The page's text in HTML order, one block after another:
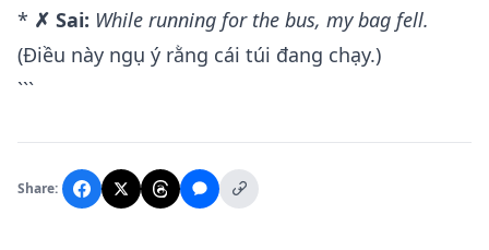
* ✗ Sai: While running for the bus, my bag fell.
(Điều này ngụ ý rằng cái túi đang chạy.)
```
Share: